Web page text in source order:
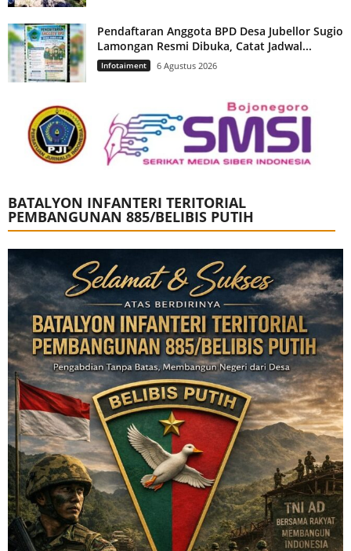
Pendaftaran Anggota BPD Desa Jubellor Sugio
Lamongan Resmi Dibuka, Catat Jadwal...
Infotaiment 6 Agustus 2026
BATALYON INFANTERI TERITORIAL
PEMBANGUNAN 885/BELIBIS PUTIH